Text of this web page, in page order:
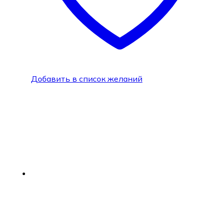
Добавить в список желаний